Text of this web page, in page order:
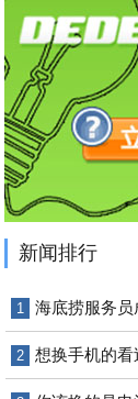
新闻排行
1 海底捞服务
2 想换手机的